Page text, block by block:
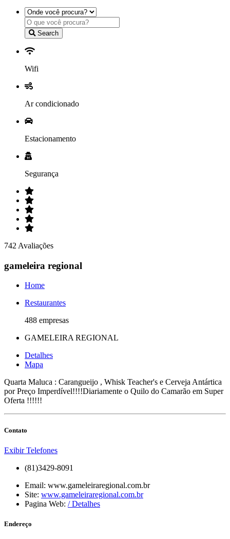
Search
Wifi
Ar condicionado
Estacionamento
Segurança
742 Avaliações
gameleira regional
Home
Restaurantes
488 empresas
GAMELEIRA REGIONAL
Detalhes
Mapa
Quarta Maluca : Carangueijo , Whisk Teacher's e Cerveja Antártica
por Preço Imperdível!!!!Diariamente o Quilo do Camarão em Super
Oferta !!!!!!
Contato
Exibir Telefones
(81)3429-8091
Email: www.gameleiraregional.com.br
Site: www.gameleiraregional.com.br
Pagina Web: / Detalhes
Endereço